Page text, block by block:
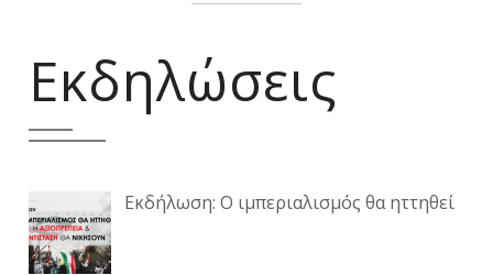
Εκδηλώσεις
Εκδήλωση: Ο ιμπεριαλισμός θα ηττηθεί